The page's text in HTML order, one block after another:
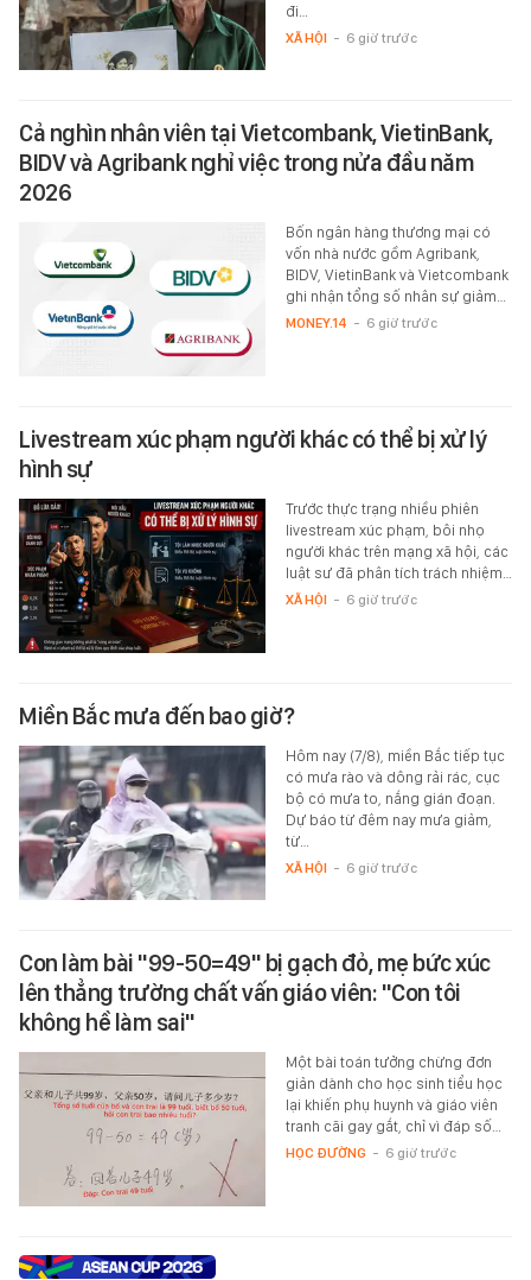
đi…
XÃ HỘI - 6 giờ trước
Cả nghìn nhân viên tại Vietcombank, VietinBank,
BIDV và Agribank nghỉ việc trong nửa đầu năm
2026
Bốn ngân hàng thương mại có
vốn nhà nước gồm Agribank,
BIDV, VietinBank và Vietcombank
ghi nhận tổng số nhân sự giảm…
MONEY.14 - 6 giờ trước
Livestream xúc phạm người khác có thể bị xử lý
hình sự
Trước thực trạng nhiều phiên
livestream xúc phạm, bôi nhọ
người khác trên mạng xã hội, các
luật sư đã phân tích trách nhiệm…
XÃ HỘI - 6 giờ trước
Miền Bắc mưa đến bao giờ?
Hôm nay (7/8), miền Bắc tiếp tục
có mưa rào và dông rải rác, cục
bộ có mưa to, nắng gián đoạn.
Dự báo từ đêm nay mưa giảm,
từ…
XÃ HỘI - 6 giờ trước
Con làm bài "99-50=49" bị gạch đỏ, mẹ bức xúc
lên thẳng trường chất vấn giáo viên: "Con tôi
không hề làm sai"
Một bài toán tưởng chừng đơn
giản dành cho học sinh tiểu học
lại khiến phụ huynh và giáo viên
tranh cãi gay gắt, chỉ vì đáp số…
HỌC ĐƯỜNG - 6 giờ trước